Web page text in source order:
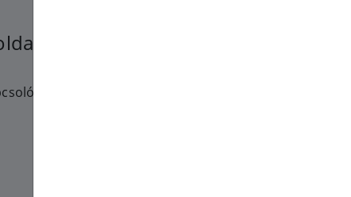
megtekintése,
weboldalakon történő